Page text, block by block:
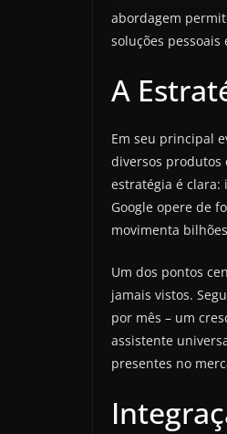
abordagem
soluções pessoais
A
Em seu principal
diversos produtos
estratégia é clara:
Google opere de
movimenta
Um dos pontos
jamais vistos.
por mês – um
assistente
presentes no